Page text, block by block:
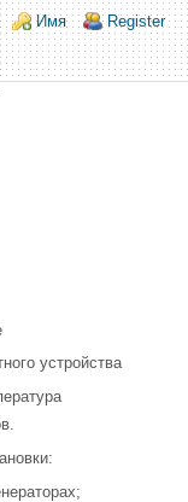
Login links
Имя Register
устройства